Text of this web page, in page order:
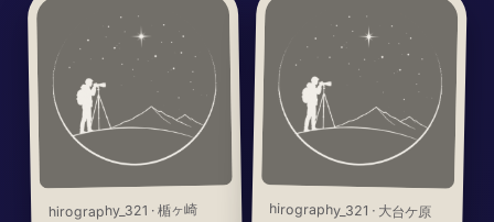
hirography_321 ·楯ヶ崎 hirography_321 · 大台ケ原